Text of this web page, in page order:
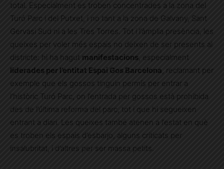
total. Especialment es troben concentrades a la zona del
Turó Parc i del Putxet, i no tant a la zona de Galvany, Sant
Gervasi Sud ni a les Tres Torres. Tot i l’àmplia presència, les
queixes per voler més espais no deixen de ser presents al
districte: hi ha hagut manifestacions , especialment
liderades per l’entitat Espai Gos Barcelona, reclamant per
exemple que els gossos tinguin permís per entrar a
l’històric Turó Parc, on l’entrada per gossos està prohibida
des de l’última reforma del parc, tot i que hi segueixen
entrant a diari. Les queixes també atenen a l’estat en què
es troben els espais d’esbarjo, alguns criticats per
insalubritat, i d’altres per ser massa petits.